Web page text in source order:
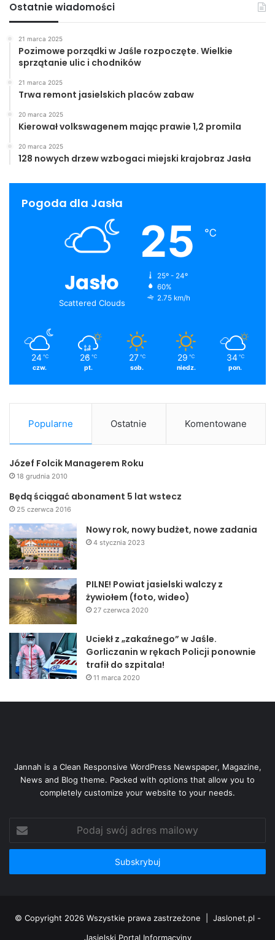
Ostatnie wiadomości
21 marca 2025
Pozimowe porządki w Jaśle rozpoczęte. Wielkie
sprzątanie ulic i chodników
21 marca 2025
Trwa remont jasielskich placów zabaw
20 marca 2025
Kierował volkswagenem mając prawie 1,2 promila
20 marca 2025
128 nowych drzew wzbogaci miejski krajobraz Jasła
Pogoda dla Jasła
Jasło
Scattered Clouds
25 ℃
25º - 24º
60%
2.75 km/h
24 ℃
czw.
26 ℃
pt.
27 ℃
sob.
29 ℃
niedz.
34 ℃
pon.
Popularne Ostatnie Komentowane
Józef Folcik Managerem Roku
18 grudnia 2010
Będą ściągać abonament 5 lat wstecz
25 czerwca 2016
Nowy rok, nowy budżet, nowe zadania
4 stycznia 2023
PILNE! Powiat jasielski walczy z
żywiołem (foto, wideo)
27 czerwca 2020
Uciekł z „zakaźnego” w Jaśle.
Gorliczanin w rękach Policji ponownie
trafił do szpitala!
11 marca 2020
Jannah is a Clean Responsive WordPress Newspaper, Magazine,
News and Blog theme. Packed with options that allow you to
completely customize your website to your needs.
Podaj
swój
adres
© Copyright 2026 Wszystkie prawa zastrzeżone | Jaslonet.pl -
Jasielski Portal Informacyjny